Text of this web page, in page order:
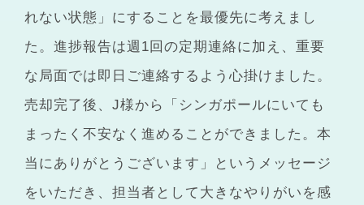
れない状態」にすることを最優先に考えまし
た。進捗報告は週1回の定期連絡に加え、重要
な局面では即日ご連絡するよう心掛けました。
売却完了後、J様から「シンガポールにいても
まったく不安なく進めることができました。本
当にありがとうございます」というメッセージ
をいただき、担当者として大きなやりがいを感